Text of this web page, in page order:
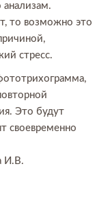
то возможно это
стресс.
Это будут
своевременно
И.В.